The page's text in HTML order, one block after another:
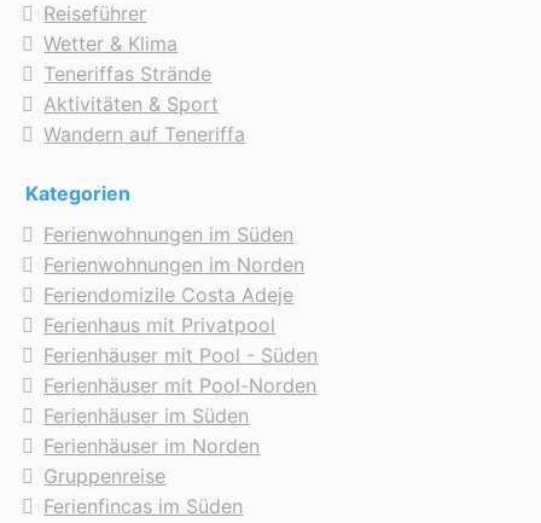
Reiseführer
Wetter & Klima
Teneriffas Strände
Aktivitäten & Sport
Wandern auf Teneriffa
Kategorien
Ferienwohnungen im Süden
Ferienwohnungen im Norden
Feriendomizile Costa Adeje
Ferienhaus mit Privatpool
Ferienhäuser mit Pool - Süden
Ferienhäuser mit Pool-Norden
Ferienhäuser im Süden
Ferienhäuser im Norden
Gruppenreise
Ferienfincas im Süden